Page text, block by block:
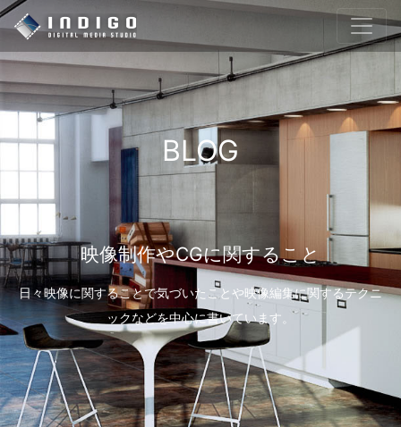
BLOG
映像制作やCGに関すること
日々映像に関することで気づいたことや映像編集に関するテクニ
ックなどを中心に書いています。